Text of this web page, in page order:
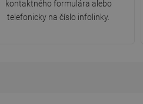
kontaktného formulára alebo
telefonicky na číslo infolinky.